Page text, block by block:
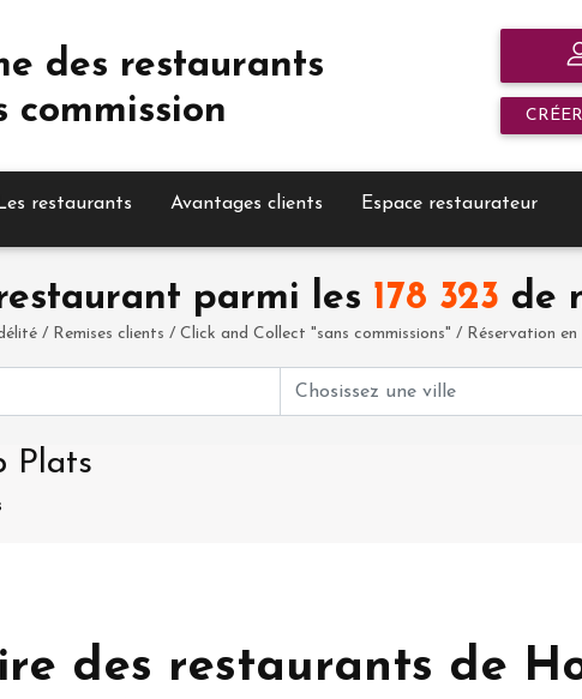
des restaurants
commission
restaurants Avantages clients Espace restaurateur
parmi les 178 323 de
/ Remises clients / Click and Collect "sans commissions" / Réservation
Plats
des restaurants de